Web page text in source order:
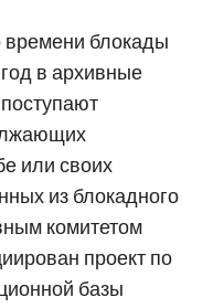
блокады
в архивные
или своих
из блокадного
комитетом
проект по
базы